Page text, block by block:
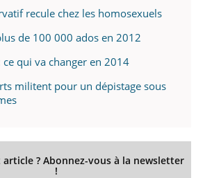
recule chez les homosexuels
de 100 000 ados en 2012
ce qui va changer en 2014
militent pour un dépistage sous
article ? Abonnez-vous à la newsletter
!